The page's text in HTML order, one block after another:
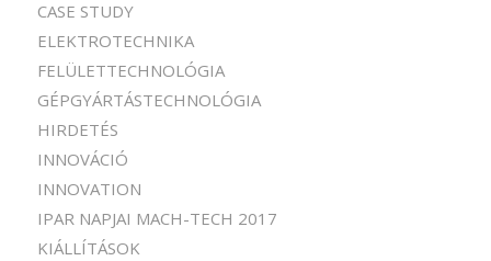
CASE STUDY
ELEKTROTECHNIKA
FELÜLETTECHNOLÓGIA
GÉPGYÁRTÁSTECHNOLÓGIA
HIRDETÉS
INNOVÁCIÓ
INNOVATION
IPAR NAPJAI MACH-TECH 2017
KIÁLLÍTÁSOK